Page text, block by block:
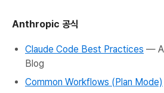
Anthropic 공식
Claude Code Best Practices —
Blog
Common Workflows (Plan Mode)